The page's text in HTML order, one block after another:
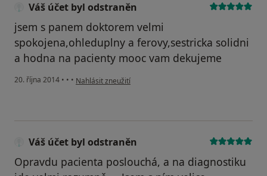
Váš účet byl odstraněn
jsem s panem doktorem velmi
spokojena,ohleduplny a ferovy,sestricka solidni
a hodna na pacienty mooc vam dekujeme
20. října 2014 • • • podle názoru uživatele Váš účet byl odstraněn
Nahlásit zneužití
Váš účet byl odstraněn
Opravdu pacienta poslouchá, a na diagnostiku